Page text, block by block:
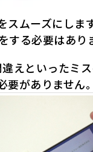
スムーズにしま
する必要はあり
えといったミ
要がありません